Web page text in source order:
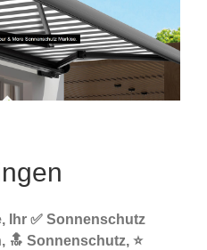
Ihr ✅ Sonnenschutz
Sonnenschutz, ⭐